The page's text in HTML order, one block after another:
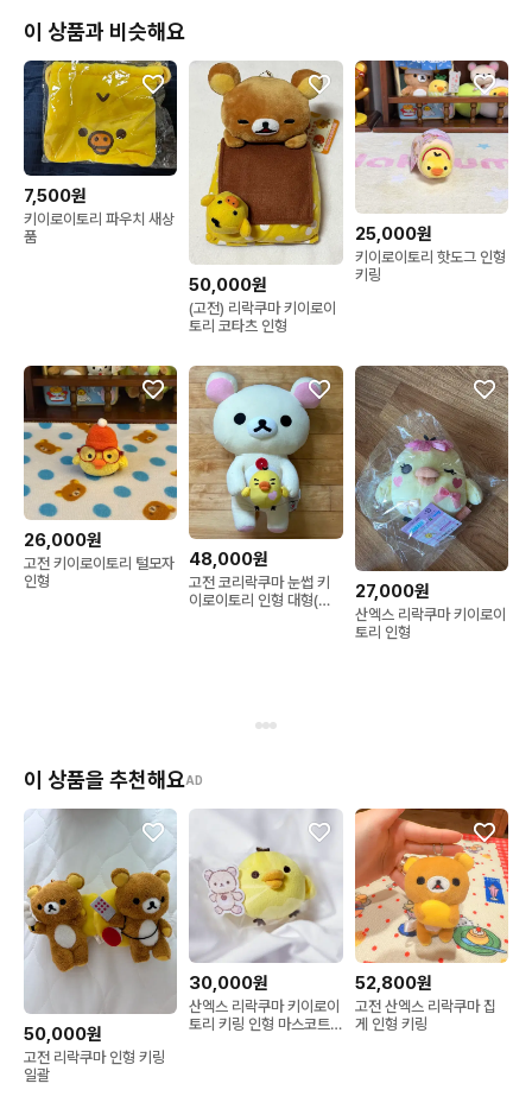
이 상품과 비슷해요
7,500원
키이로이토리 파우치 새상
품
50,000원
(고전) 리락쿠마 키이로이
토리 코타츠 인형
25,000원
키이로이토리 핫도그 인형
키링
26,000원
고전 키이로이토리 털모자
인형
48,000원
고전 코리락쿠마 눈썹 키
이로이토리 인형 대형(택
27,000원
산엑스 리락쿠마 키이로이
토리 인형
이 상품을 추천해요AD
50,000원
고전 리락쿠마 인형 키링
일괄
30,000원
산엑스 리락쿠마 키이로이
토리 키링 인형 마스코트
52,800원
고전 산엑스 리락쿠마 집
게 인형 키링